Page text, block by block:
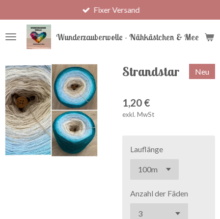
Hauptinhalt
springen
Wunderzauberwolle - Nähkästchen & Meer
Fixer Versand
Strandstar Neu
1,20 €
exkl. MwSt
Lauflänge
Anzahl der Fäden